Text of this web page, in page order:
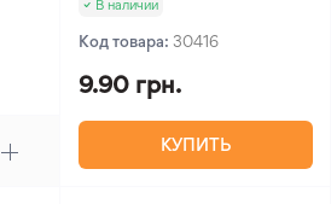
В наличии
Код товара: 30416
9.90 грн.
КУПИТЬ